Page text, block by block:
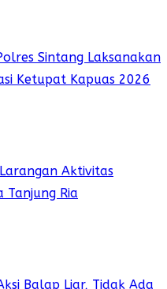
Sintang Laksanakan
Ketupat Kapuas 2026
Aktivitas
Tanjung Ria
Balap Liar, Tidak Ada